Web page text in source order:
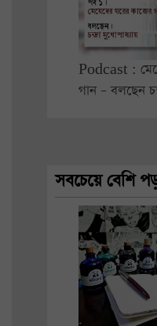
Podcast :
গান – বলছেন
সবচেয়ে বেশি